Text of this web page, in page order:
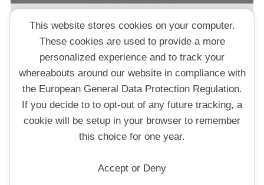
Rebarbe à Campagnol
SUBSCRIBE2
Your email:
This website stores cookies on your computer.
These cookies are used to provide a more
personalized experience and to track your
whereabouts around our website in compliance with
the European General Data Protection Regulation.
If you decide to to opt-out of any future tracking, a
cookie will be setup in your browser to remember
this choice for one year.
Accept or Deny